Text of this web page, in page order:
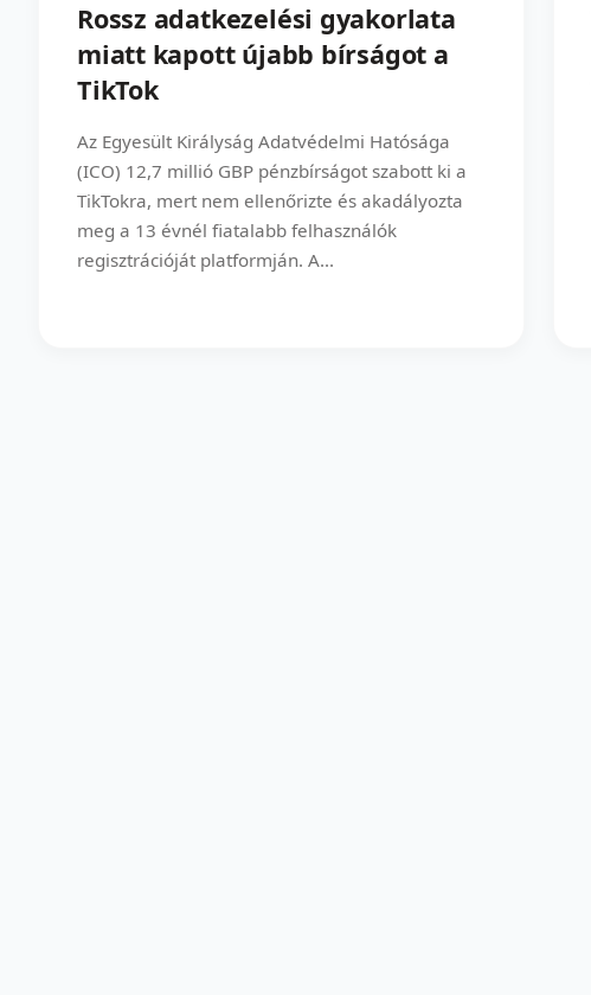
Rossz adatkezelési gyakorlata
miatt kapott újabb bírságot a
TikTok
Az Egyesült Királyság Adatvédelmi Hatósága
(ICO) 12,7 millió GBP pénzbírságot szabott ki a
TikTokra, mert nem ellenőrizte és akadályozta
meg a 13 évnél fiatalabb felhasználók
regisztrációját platformján. A...